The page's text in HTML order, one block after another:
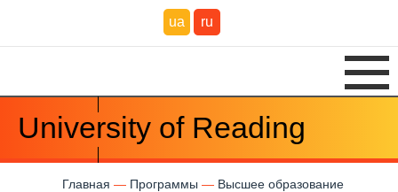
ua ru
University of Reading
Главная Программы
Высшее образование